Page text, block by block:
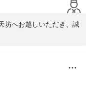
坊へお越しいただき、誠
ぱいです。
褒めのお言葉をいただ
利用いただけるよう、
ので、その点をご評価